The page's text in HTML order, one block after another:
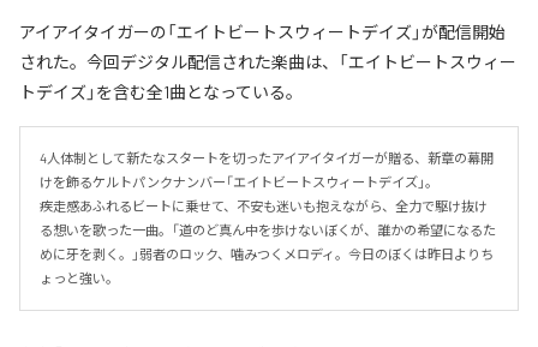
アイアイタイガーの「エイトビートスウィートデイズ」が配信開始
された。今回デジタル配信された楽曲は、「エイトビートスウィー
トデイズ」を含む全1曲となっている。
4人体制として新たなスタートを切ったアイアイタイガーが贈る、新章の幕開
けを飾るケルトパンクナンバー「エイトビートスウィートデイズ」。
疾走感あふれるビートに乗せて、不安も迷いも抱えながら、全力で駆け抜け
る想いを歌った一曲。「道のど真ん中を歩けないぼくが、誰かの希望になるた
めに牙を剥く。」弱者のロック、噛みつくメロディ。今日のぼくは昨日よりち
ょっと強い。